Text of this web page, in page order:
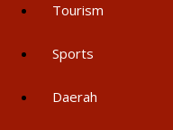
Tourism
Sports
Daerah